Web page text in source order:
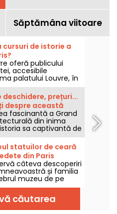
Săptămâna viitoare
de istorie a
oferă publicului
accesibile
palatului Louvre, în
până în iunie.
de asemenea,
muzeu. Ca să devii
în istoria artei!
deschidere, prețuri...
despre această
de pe Champs-
fascinantă a Grand
din inima
sa captivantă de
din 1900 și explorați
de clasicism și
2 milioane de
clădire
obligatorie
Ore de
practice... le
statuilor de ceară
din Paris
câteva descoperiri
și familia
muzeu de pe
vă așteaptă cu o
în ce mai numeroasă.
în mod constant,
modernă și mai
căutarea